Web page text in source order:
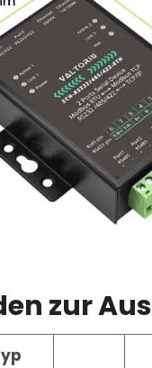
zur